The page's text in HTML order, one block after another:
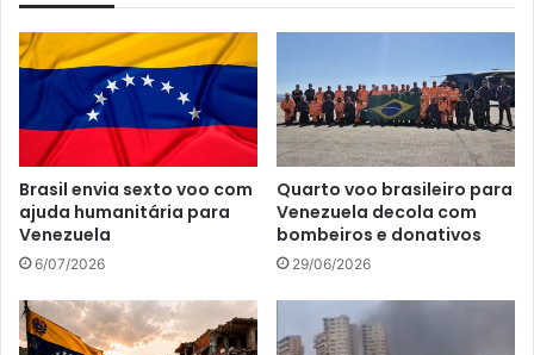
Brasil envia sexto voo com
ajuda humanitária para
Venezuela
6/07/2026
Quarto voo brasileiro para
Venezuela decola com
bombeiros e donativos
29/06/2026